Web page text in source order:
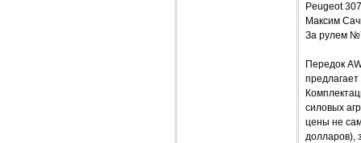
Peugeot
Максим
За рулем
Передок
силовых
цены не
долларов),